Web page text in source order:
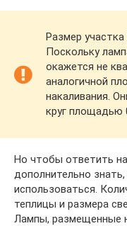
Размер участка
Поскольку
окажется не
аналогичной
накаливания.
круг площадью
Но чтобы ответить
дополнительно
использоваться.
теплицы и размера
Лампы, размещенные